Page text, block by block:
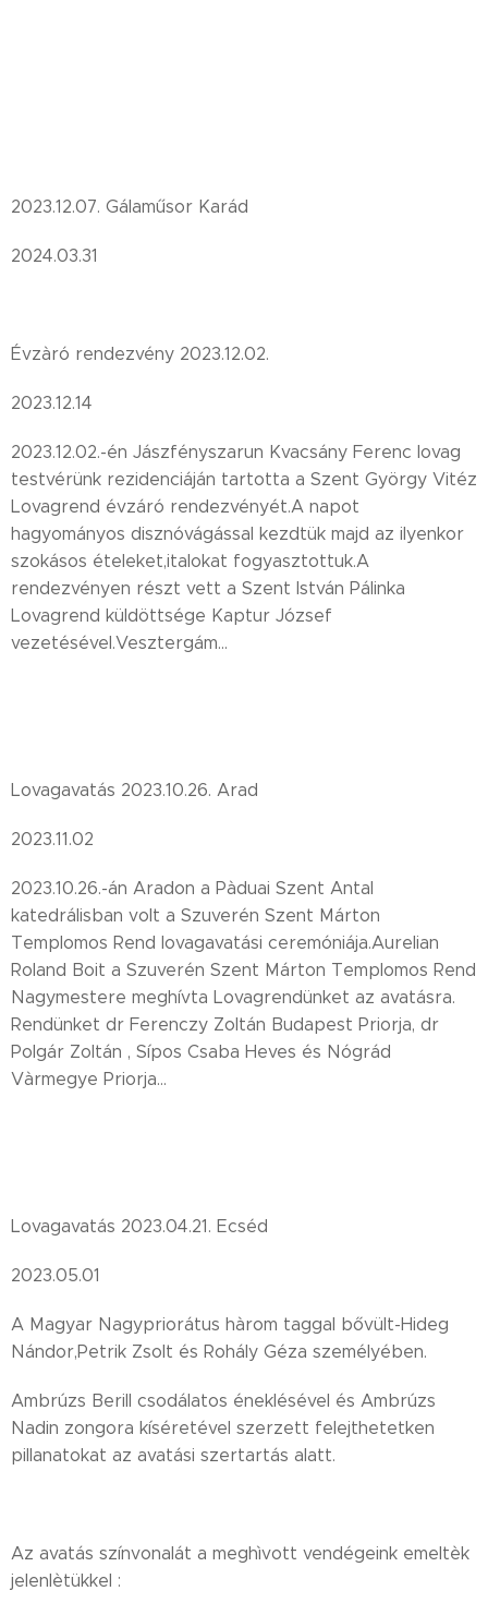
2023.12.07. Gálaműsor Karád
2024.03.31
Évzàró rendezvény 2023.12.02.
2023.12.14
2023.12.02.-én Jászfényszarun Kvacsány Ferenc lovag
testvérünk rezidenciáján tartotta a Szent György Vitéz
Lovagrend évzáró rendezvényét.A napot
hagyományos disznóvágással kezdtük majd az ilyenkor
szokásos ételeket,italokat fogyasztottuk.A
rendezvényen részt vett a Szent István Pálinka
Lovagrend küldöttsége Kaptur József
vezetésével.Vesztergám...
Lovagavatás 2023.10.26. Arad
2023.11.02
2023.10.26.-án Aradon a Pàduai Szent Antal
katedrálisban volt a Szuverén Szent Márton
Templomos Rend lovagavatási ceremóniája.Aurelian
Roland Boit a Szuverén Szent Márton Templomos Rend
Nagymestere meghívta Lovagrendünket az avatásra.
Rendünket dr Ferenczy Zoltán Budapest Priorja, dr
Polgár Zoltán , Sípos Csaba Heves és Nógrád
Vàrmegye Priorja...
Lovagavatás 2023.04.21. Ecséd
2023.05.01
A Magyar Nagypriorátus hàrom taggal bővült-Hideg
Nándor,Petrik Zsolt és Rohály Géza személyében.
Ambrúzs Berill csodálatos éneklésével és Ambrúzs
Nadin zongora kíséretével szerzett felejthetetken
pillanatokat az avatási szertartás alatt.
Az avatás színvonalát a meghìvott vendégeink emeltèk
jelenlètükkel :